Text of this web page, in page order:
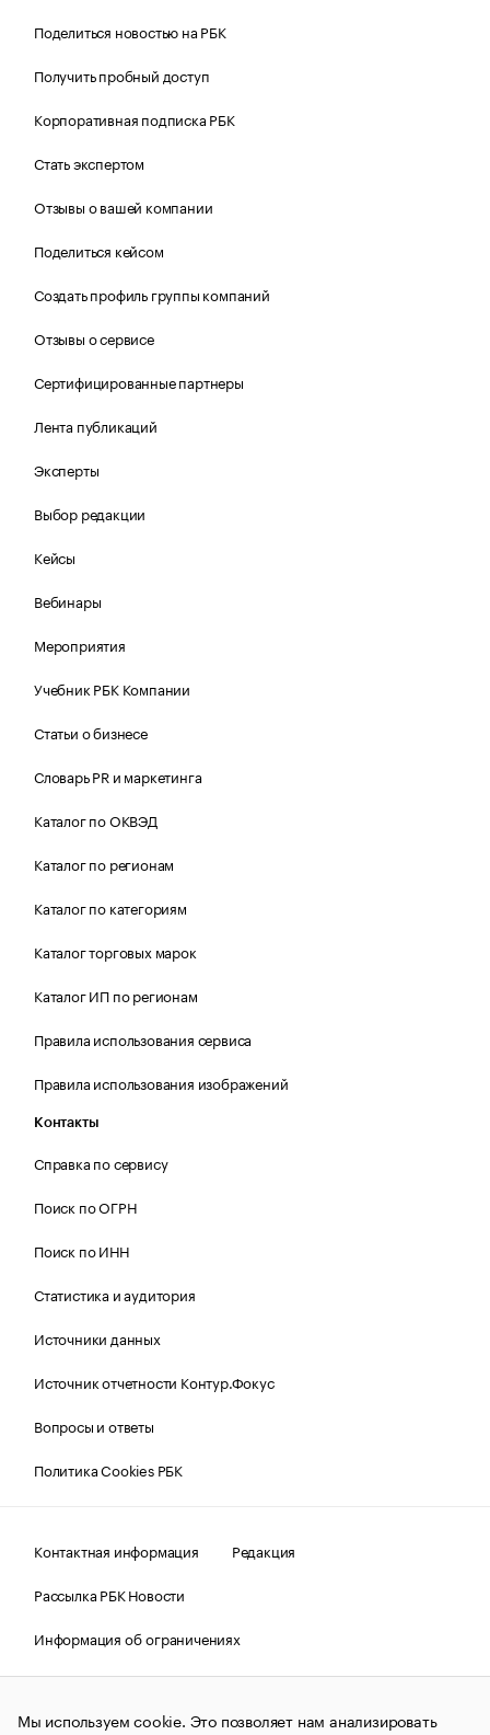
Поделиться новостью на РБК
Получить пробный доступ
Корпоративная подписка РБК
Стать экспертом
Отзывы о вашей компании
Поделиться кейсом
Создать профиль группы компаний
Отзывы о сервисе
Сертифицированные партнеры
Лента публикаций
Эксперты
Выбор редакции
Кейсы
Вебинары
Мероприятия
Учебник РБК Компании
Статьи о бизнесе
Словарь PR и маркетинга
Каталог по ОКВЭД
Каталог по регионам
Каталог по категориям
Каталог торговых марок
Каталог ИП по регионам
Правила использования сервиса
Правила использования изображений
Контакты
Справка по сервису
Поиск по ОГРН
Поиск по ИНН
Статистика и аудитория
Источники данных
Источник отчетности Контур.Фокус
Вопросы и ответы
Политика Cookies РБК
Контактная информация
Редакция
Рассылка РБК Новости
Информация об ограничениях
Правовая информация
О соблюдении авторских прав
© АО «РОСБИЗНЕСКОНСАЛТИНГ»,1995–2026.Сообщения
Мы используем cookie. Это позволяет нам анализировать